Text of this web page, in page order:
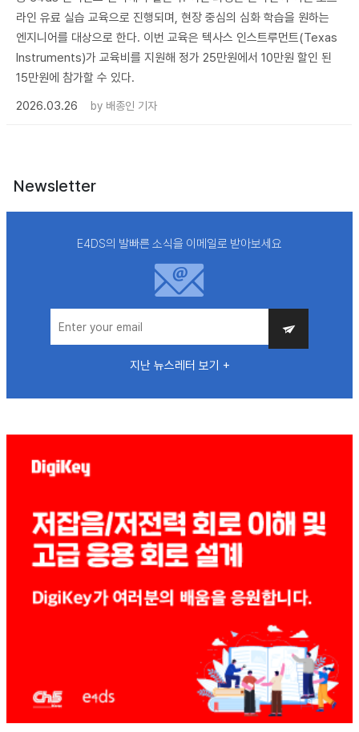
라인 유료 실습 교육으로 진행되며, 현장 중심의 심화 학습을 원하는
엔지니어를 대상으로 한다. 이번 교육은 텍사스 인스트루먼트(Texas
Instruments)가 교육비를 지원해 정가 25만원에서 10만원 할인 된
15만원에 참가할 수 있다.
2026.03.26
by 배종인 기자
Newsletter
E4DS의 발빠른 소식을 이메일로 받아보세요
지난 뉴스레터 보기 +